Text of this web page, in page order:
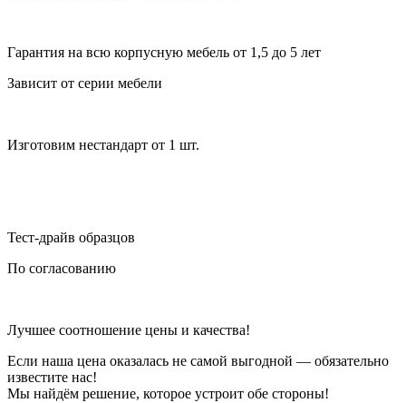
Гарантия на всю корпусную мебель от 1,5 до 5 лет
Зависит от серии мебели
Изготовим нестандарт от 1 шт.
Тест-драйв образцов
По согласованию
Лучшее соотношение цены и качества!
Если наша цена оказалась не самой выгодной — обязательно
известите нас!
Мы найдём решение, которое устроит обе стороны!